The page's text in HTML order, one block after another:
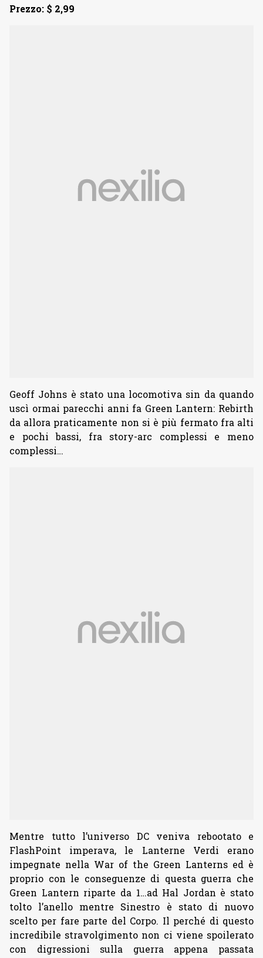
Prezzo: $ 2,99
Geoff Johns è stato una locomotiva sin da quando
uscì ormai parecchi anni fa Green Lantern: Rebirth
da allora praticamente non si è più fermato fra alti
e pochi bassi, fra story-arc complessi e meno
complessi…
Mentre tutto l’universo DC veniva rebootato e
FlashPoint imperava, le Lanterne Verdi erano
impegnate nella War of the Green Lanterns ed è
proprio con le conseguenze di questa guerra che
Green Lantern riparte da 1…ad Hal Jordan è stato
tolto l’anello mentre Sinestro è stato di nuovo
scelto per fare parte del Corpo. Il perché di questo
incredibile stravolgimento non ci viene spoilerato
con digressioni sulla guerra appena passata